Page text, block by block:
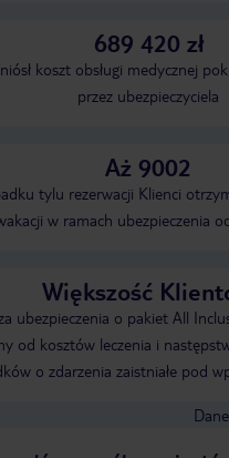
689 420 zł
koszt obsługi medycznej
przez ubezpieczyciela
Aż 9002
tylu rezerwacji Klienci
w ramach ubezpieczenia
Większość
ubezpieczenia o pakiet All
od kosztów leczenia i
o zdarzenia zaistniałe pod